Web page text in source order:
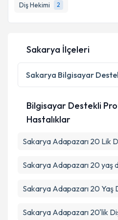
Diş Hekimi
2
Sakarya İlçeleri
Sakarya Bilgisayar
Bilgisayar Destekli
Hastalıklar
Sakarya Adapazarı 20 Lik
Sakarya Adapazarı 20 yaş
Sakarya Adapazarı 20 Yaş
Sakarya Adapazarı 20'lik